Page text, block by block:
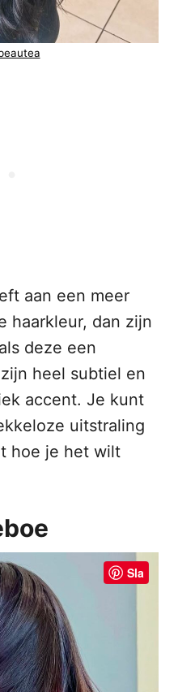
aan een meer
haarkleur, dan zijn
deze een
heel subtiel en
accent. Je kunt
uitstraling
hoe je het wilt
Sla